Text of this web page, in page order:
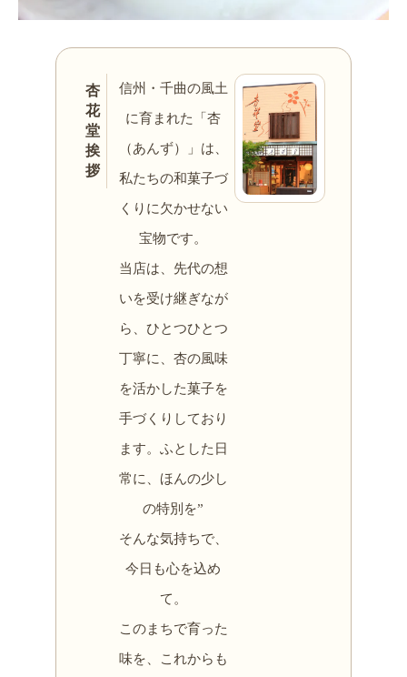
杏
花
堂
挨
拶
信州・千曲の風土
に育まれた「杏
（あんず）」は、
私たちの和菓子づ
くりに欠かせない
宝物です。
当店は、先代の想
いを受け継ぎなが
ら、ひとつひとつ
丁寧に、杏の風味
を活かした菓子を
手づくりしており
ます。ふとした日
常に、ほんの少し
の特別を”
そんな気持ちで、
今日も心を込め
て。
このまちで育った
味を、これからも